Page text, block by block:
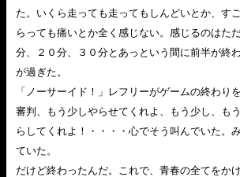
た。いくら走っても走ってもしんどいとか、す
らっても痛いとか全く感じない。感じるのはた
分、２０分、３０分とあっという間に前半が終
が過ぎた。
「ノーサーイド！」レフリーがゲームの終わり
審判、もう少しやらせてくれよ、もう少し、も
らしてくれよ！・・・・心でそう叫んでいた。
ていた。
だけど終わったんだ。これで、青春の全てをか